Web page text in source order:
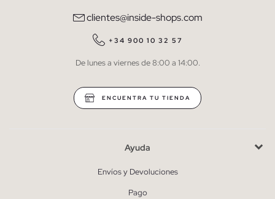
QUIERO SUSCRIBIRME
* Puedes cancelar la suscripción en cualquier momento.
clientes@inside-shops.com
+34 900 10 32 57
De lunes a viernes de 8:00 a 14:00.
ENCUENTRA TU TIENDA
Ayuda
Envíos y Devoluciones
Pago